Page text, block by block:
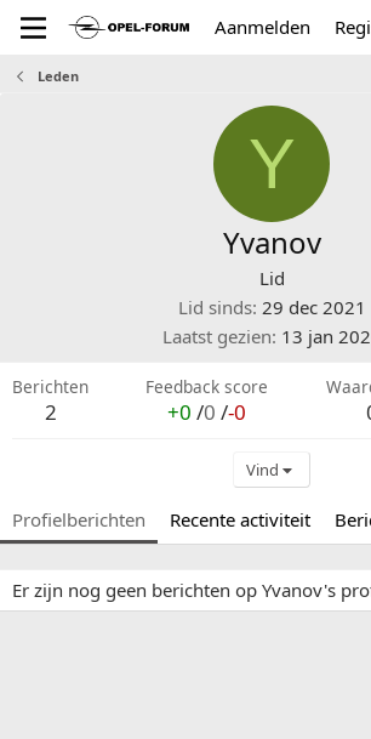
Aanmelden
Leden
Y
Yvanov
Lid
Lid sinds 29 dec 2021
Laatst gezien 13 jan
Berichten
2
Feedback score
+0 /0 /-0
Vind
Profielberichten Recente activiteit
Er zijn nog geen berichten op Yvanov's